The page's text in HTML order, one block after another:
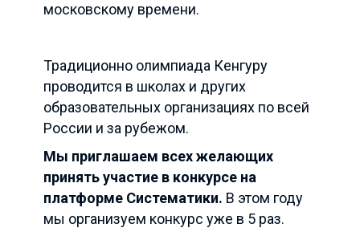
московскому времени.
Традиционно олимпиада Кенгуру
проводится в школах и других
образовательных организациях по всей
России и за рубежом.
Мы приглашаем всех желающих
принять участие в конкурсе на
платформе Систематики. В этом году
мы организуем конкурс уже в 5 раз.